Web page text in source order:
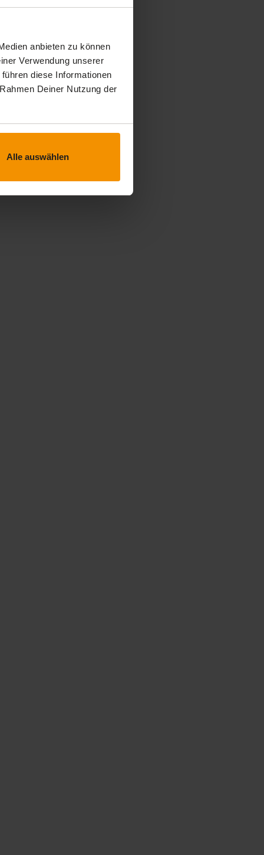
anbieten zu können
Verwendung unserer
diese Informationen
Deiner Nutzung der
Alle auswählen